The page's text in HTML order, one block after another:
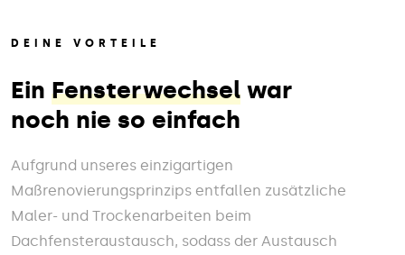
DEINE VORTEILE
Ein Fensterwechsel war
noch nie so einfach
Aufgrund unseres einzigartigen
Maßrenovierungsprinzips entfallen zusätzliche
Maler- und Trockenarbeiten beim
Dachfensteraustausch, sodass der Austausch